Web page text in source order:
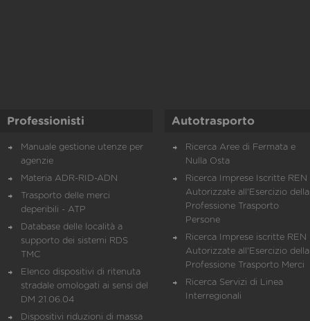
Professionisti
Manuale gestione utenze per
agenzie
Materia ADR-RID-ADN
Trasporto delle merci
deperibili - ATP
Database delle località a
supporto dei sistemi RDS
TMC
Elenco dispositivi di ritenuta
stradale omologati ai sensi del
DM 21.06.04
Dispositivi riduzioni di massa
Autotrasporto
Ricerca Aree di Fermata e
Nulla Osta
Ricerca Imprese Iscritte REN
Autorizzate all'Esercizio della
Professione Trasporto
Persone
Ricerca Imprese iscritte REN
Autorizzate all'Esercizio della
Professione Trasporto Merci
Ricerca Servizi di Linea
Interregionali